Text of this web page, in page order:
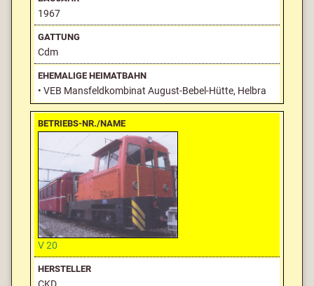
1967
Cdm
• VEB Mansfeldkombinat August-Bebel-Hütte, Helbra
V 20